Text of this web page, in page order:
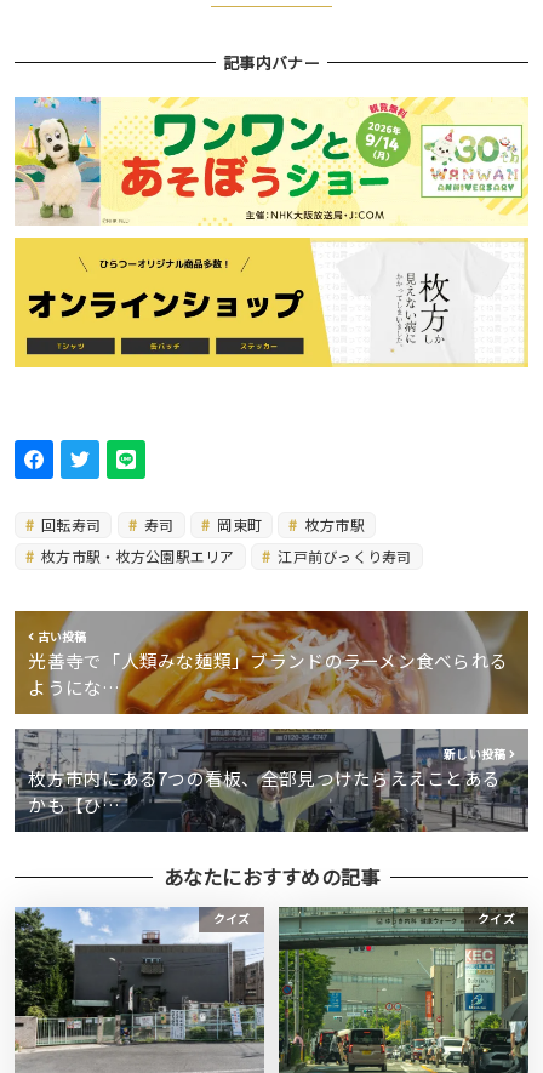
記事内バナー
回転寿司 寿司 岡東町
枚方市駅
枚方市駅・枚方公園駅エリア
江戸前びっくり寿司
古い投稿
光善寺で「人類みな麺類」ブランドのラーメン食べられる
ようにな…
新しい投稿
枚方市内にある7つの看板、全部見つけたらええことある
かも【ひ…
あなたにおすすめの記事
クイズ クイズ